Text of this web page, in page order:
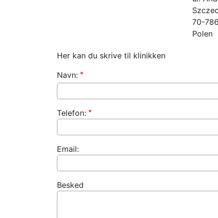
70-
Polen
Her kan du skrive til klinikken
Navn:
Telefon:
Email:
Besked